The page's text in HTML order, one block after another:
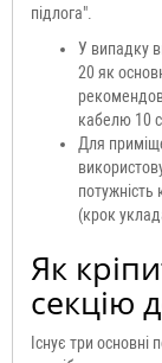
підлога".
У випадку
20 як
кабелю 10
Для
(крок
Як
секцію
Існує три